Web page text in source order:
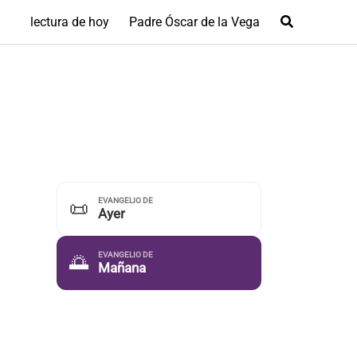
lectura de hoy Padre Óscar de la Vega
📜 EVANGELIO DE
Ayer
🌅 EVANGELIO DE
Mañana